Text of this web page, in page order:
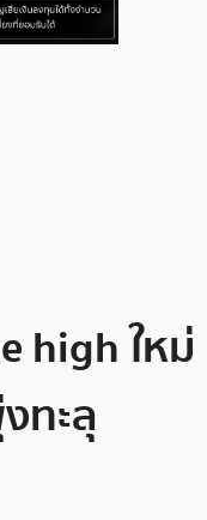
high ใหม่
ทะลุ